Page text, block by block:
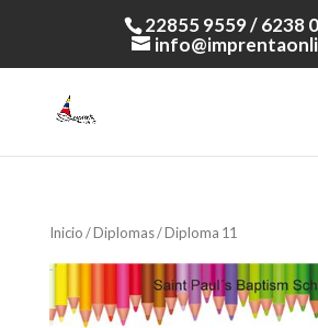
22855 9559 / 6238
Inicio/Diplomas/ Diploma 11